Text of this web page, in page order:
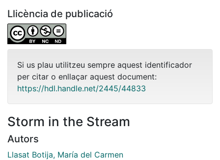
Llicència de publicació
Si us plau utilitzeu sempre aquest identificador
per citar o enllaçar aquest document:
https://hdl.handle.net/2445/44833
Storm in the Stream
Autors
Llasat Botija, María del Carmen